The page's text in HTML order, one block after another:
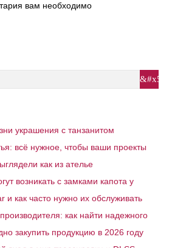
вам необходимо
украшения с танзанитом
всё нужное, чтобы ваши проекты
как из ателье
возникать с замками капота у
и как часто нужно их обслуживать
как найти надежного
закупить продукцию в 2026 году